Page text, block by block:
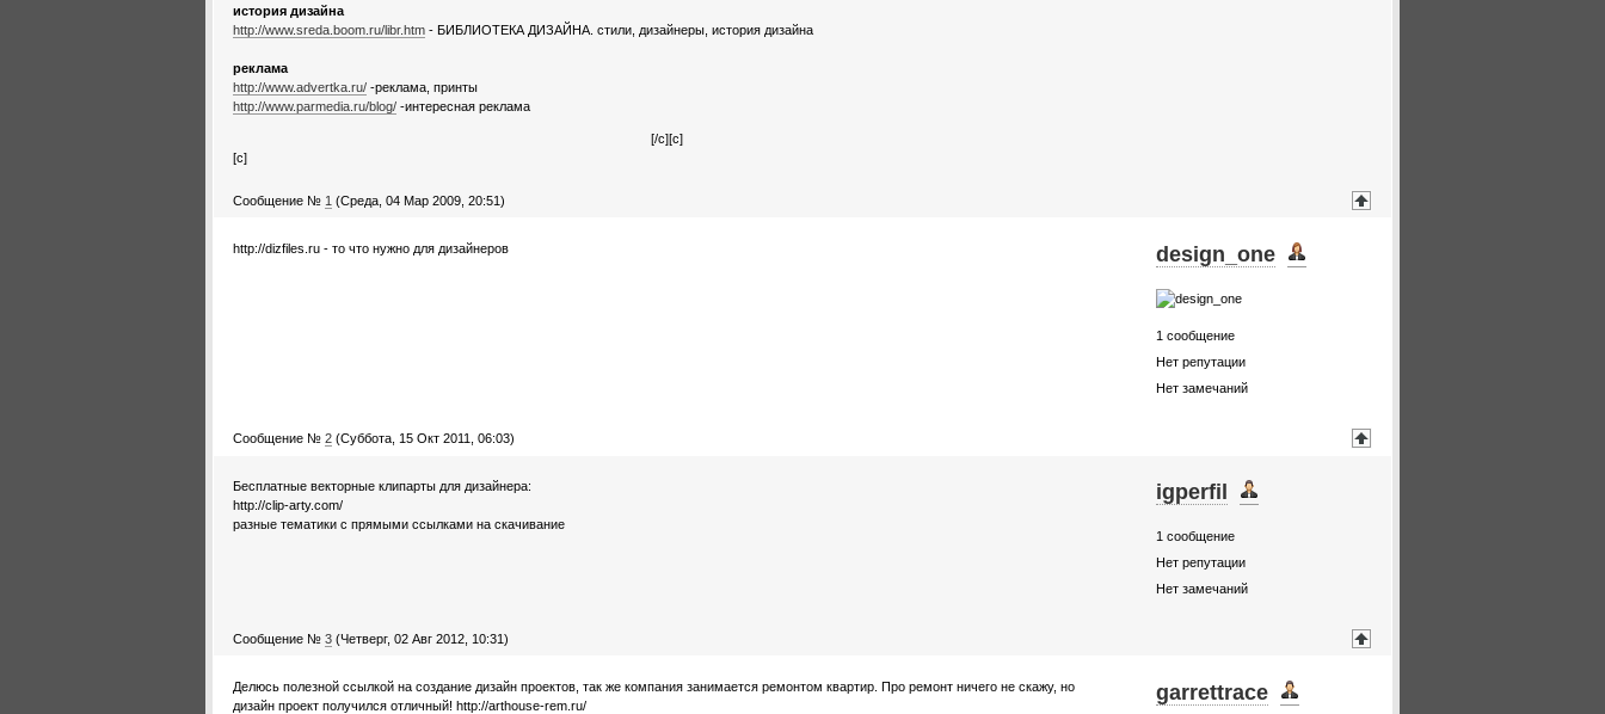
история дизайна
http://www.sreda.boom.ru/libr.htm - БИБЛИОТЕКА ДИЗАЙНА. стили, дизайнеры, история дизайна
реклама
http://www.advertka.ru/ -реклама, принты
http://www.parmedia.ru/blog/ -интересная реклама
[/c][c]
[c]
Сообщение № 1 (Среда, 04 Мар 2009, 20:51)
http://dizfiles.ru - то что нужно для дизайнеров design_one
1 сообщение
Нет репутации
Нет замечаний
Сообщение № 2 (Суббота, 15 Окт 2011, 06:03)
Бесплатные векторные клипарты для дизайнера:
http://clip-arty.com/
разные тематики с прямыми ссылками на скачивание
igperfil
1 сообщение
Нет репутации
Нет замечаний
Сообщение № 3 (Четверг, 02 Авг 2012, 10:31)
Делюсь полезной ссылкой на создание дизайн проектов, так же компания занимается ремонтом квартир. Про ремонт ничего не скажу, но
дизайн проект получился отличный! http://arthouse-rem.ru/
garrettrace